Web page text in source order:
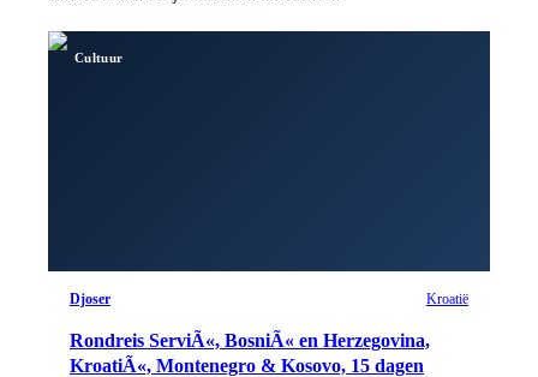
Cultuur
Djoser Kroatië
Rondreis ServiÃ«, BosniÃ« en Herzegovina,
KroatiÃ«, Montenegro & Kosovo, 15 dagen